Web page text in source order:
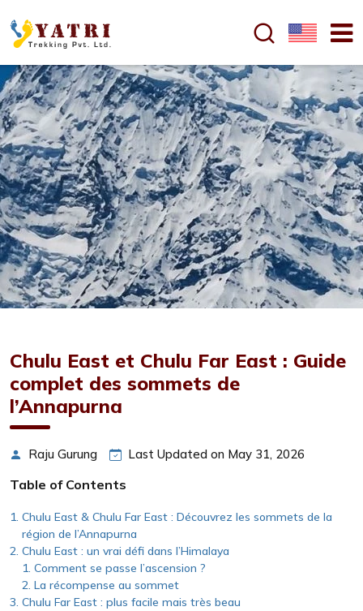
Chulu East et Chulu Far East : Guide
complet des sommets de
l’Annapurna
Raju Gurung Last Updated on May 31, 2026
Table of Contents
Chulu East & Chulu Far East : Découvrez les sommets de la
région de l’Annapurna
Chulu East : un vrai défi dans l’Himalaya
Comment se passe l’ascension ?
La récompense au sommet
Chulu Far East : plus facile mais très beau